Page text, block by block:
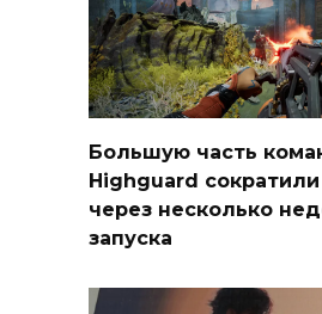
Большую часть
Highguard сократили
через несколько
запуска